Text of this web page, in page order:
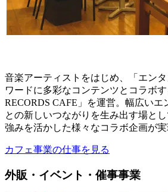
音楽アーティストをはじめ、「エン
ワードに多彩なコンテンツとコラボ
RECORDS CAFE」を運営。幅広い
との新しいつながりを生み出す場と
強みを活かした様々なコラボ企画が実
カフェ事業の仕事を見る
外販・イベント・催事事業